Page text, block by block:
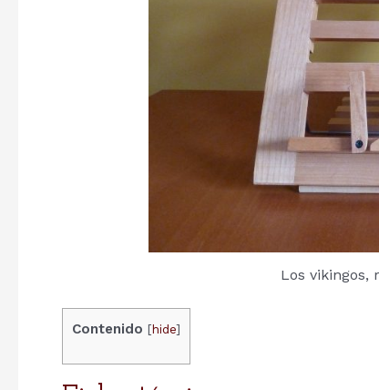
Los vikingos,
Contenido [hide]